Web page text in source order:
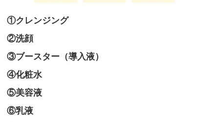
マ
イ
ニ
ー
ド
①クレンジング
②洗顔
③ブースター（導入液）
④化粧水
⑤美容液
⑥乳液